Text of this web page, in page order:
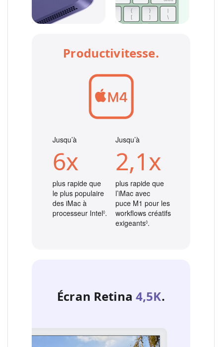
Productivitesse.
Jusqu’à
6x
plus rapide que
le plus populaire
des iMac à
processeur Intel◊Renvoi aux mentions légales
.
Jusqu’à
2,1x
plus rapide que
l’iMac avec
puce M1 pour les
workflows créatifs
exigeants◊Renvoi aux mentions
.
Écran Retina4,5K.